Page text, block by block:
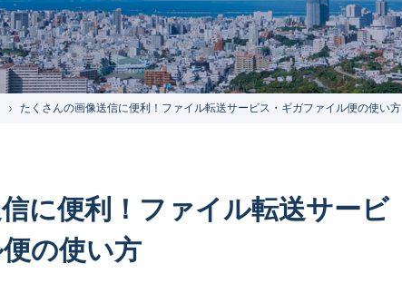
たくさんの画像送信に便利！ファイル転送サービス・ギガファイル便の使い方
に便利！ファイル転送サービ
の使い方